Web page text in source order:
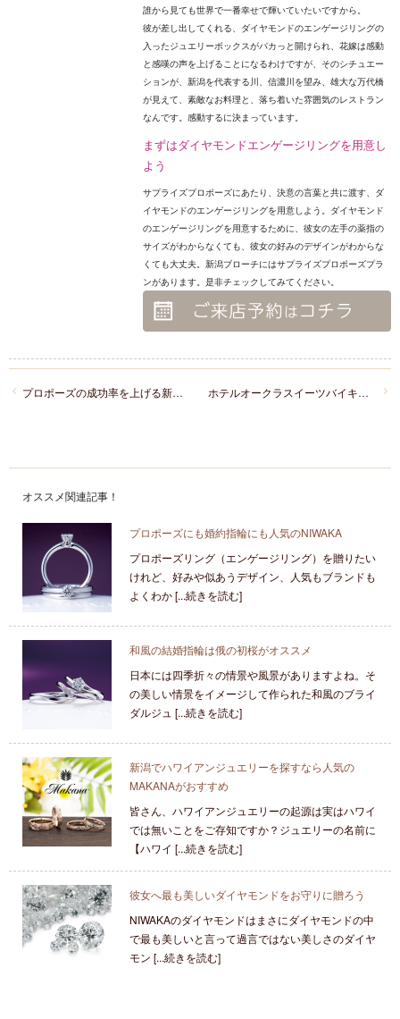
誰から見ても世界で一番幸せで輝いていたいですから。
彼が差し出してくれる、ダイヤモンドのエンゲージリングの
入ったジュエリーボックスがパカっと開けられ、花嫁は感動
と感嘆の声を上げることになるわけですが、そのシチュエー
ションが、新潟を代表する川、信濃川を望み、雄大な万代橋
が見えて、素敵なお料理と、落ち着いた雰囲気のレストラン
なんです。感動するに決まっています。
まずはダイヤモンドエンゲージリングを用意し
よう
サプライズプロポーズにあたり、決意の言葉と共に渡す、ダ
イヤモンドのエンゲージリングを用意しよう。ダイヤモンド
のエンゲージリングを用意するために、彼女の左手の薬指の
サイズがわからなくても、彼女の好みのデザインがわからな
くても大丈夫。新潟ブローチにはサプライズプロポーズプラ
ンがあります。是非チェックしてみてください。
ホテルオークラスイーツバイキング
プロポーズの成功率を上げる新潟レストラン「FRENCH TEPPAN 静香庵」
オススメ関連記事！
プロポーズにも婚約指輪にも人気のNIWAKA
プロポーズリング（エンゲージリング）を贈りたい
けれど、好みや似あうデザイン、人気もブランドも
よくわか [...続きを読む]
和風の結婚指輪は俄の初桜がオススメ
日本には四季折々の情景や風景がありますよね。そ
の美しい情景をイメージして作られた和風のブライ
ダルジュ [...続きを読む]
新潟でハワイアンジュエリーを探すなら人気の
MAKANAがおすすめ
皆さん、ハワイアンジュエリーの起源は実はハワイ
では無いことをご存知ですか？ジュエリーの名前に
【ハワイ [...続きを読む]
彼女へ最も美しいダイヤモンドをお守りに贈ろう
NIWAKAのダイヤモンドはまさにダイヤモンドの中
で最も美しいと言って過言ではない美しさのダイヤ
モン [...続きを読む]